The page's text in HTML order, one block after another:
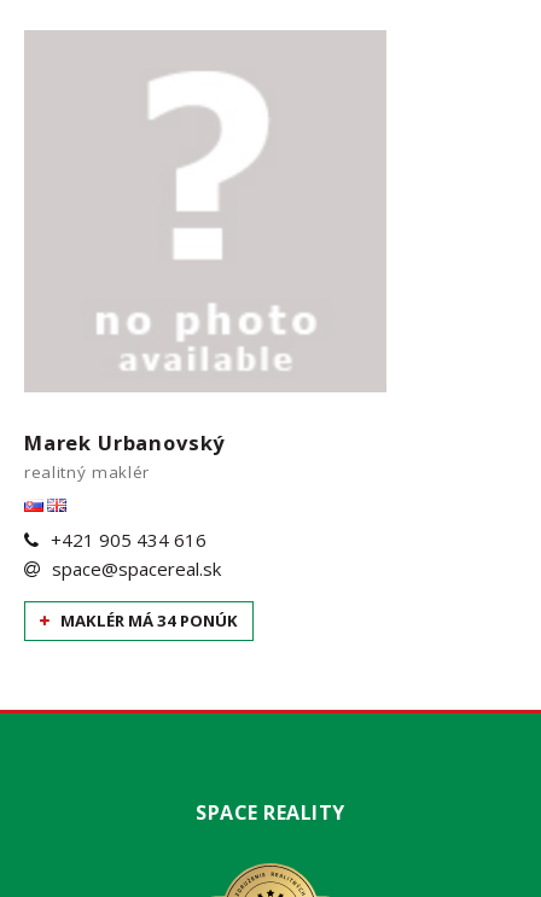
Marek Urbanovský
realitný maklér
+421 905 434 616
space@spacereal.sk
MAKLÉR MÁ 34 PONÚK
SPACE REALITY